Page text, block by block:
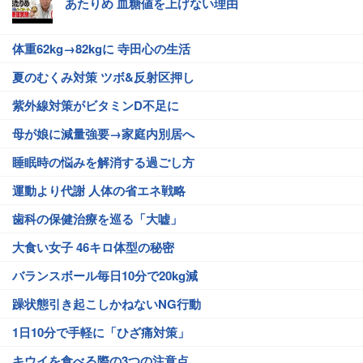
体重62kg→82kgに 寺田心の生活
夏のむくみ対策 ツボ&反射区押し
紫外線対策がビタミンD不足に
母が娘に減量強要→家庭内別居へ
睡眠時の悩みを解消する過ごし方
運動より代謝 人体の省エネ戦略
歯科の保健治療を巡る「大嘘」
大食い女子 46キロ体型の秘密
バランスボール毎日10分で20kg減
躁状態引き起こしかねないNG行動
1日10分で手軽に「ひざ痛対策」